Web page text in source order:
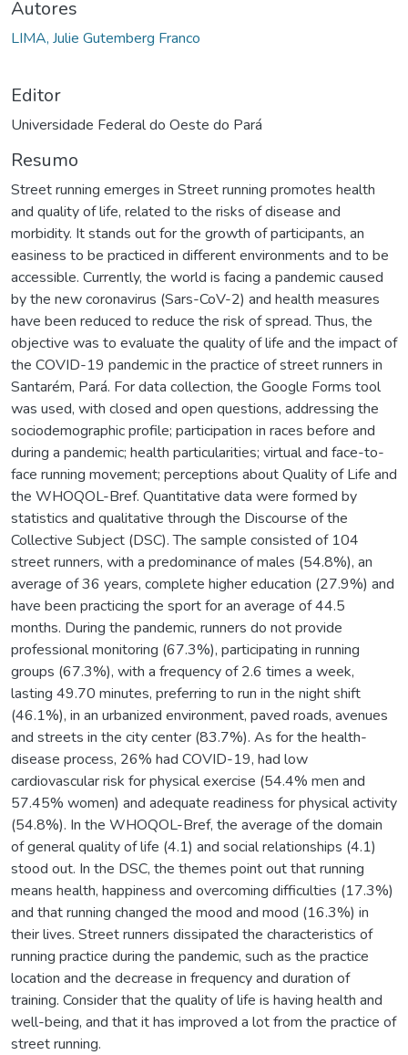
Autores
LIMA, Julie Gutemberg Franco
Editor
Universidade Federal do Oeste do Pará
Resumo
Street running emerges in Street running promotes health
and quality of life, related to the risks of disease and
morbidity. It stands out for the growth of participants, an
easiness to be practiced in different environments and to be
accessible. Currently, the world is facing a pandemic caused
by the new coronavirus (Sars-CoV-2) and health measures
have been reduced to reduce the risk of spread. Thus, the
objective was to evaluate the quality of life and the impact of
the COVID-19 pandemic in the practice of street runners in
Santarém, Pará. For data collection, the Google Forms tool
was used, with closed and open questions, addressing the
sociodemographic profile; participation in races before and
during a pandemic; health particularities; virtual and face-to-
face running movement; perceptions about Quality of Life and
the WHOQOL-Bref. Quantitative data were formed by
statistics and qualitative through the Discourse of the
Collective Subject (DSC). The sample consisted of 104
street runners, with a predominance of males (54.8%), an
average of 36 years, complete higher education (27.9%) and
have been practicing the sport for an average of 44.5
months. During the pandemic, runners do not provide
professional monitoring (67.3%), participating in running
groups (67.3%), with a frequency of 2.6 times a week,
lasting 49.70 minutes, preferring to run in the night shift
(46.1%), in an urbanized environment, paved roads, avenues
and streets in the city center (83.7%). As for the health-
disease process, 26% had COVID-19, had low
cardiovascular risk for physical exercise (54.4% men and
57.45% women) and adequate readiness for physical activity
(54.8%). In the WHOQOL-Bref, the average of the domain
of general quality of life (4.1) and social relationships (4.1)
stood out. In the DSC, the themes point out that running
means health, happiness and overcoming difficulties (17.3%)
and that running changed the mood and mood (16.3%) in
their lives. Street runners dissipated the characteristics of
running practice during the pandemic, such as the practice
location and the decrease in frequency and duration of
training. Consider that the quality of life is having health and
well-being, and that it has improved a lot from the practice of
street running.